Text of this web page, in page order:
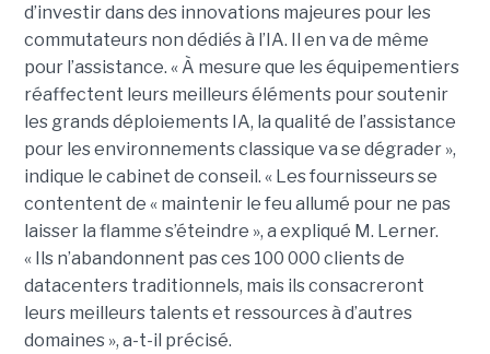
d’investir dans des innovations majeures pour les
commutateurs non dédiés à l’IA. Il en va de même
pour l’assistance. « À mesure que les équipementiers
réaffectent leurs meilleurs éléments pour soutenir
les grands déploiements IA, la qualité de l’assistance
pour les environnements classique va se dégrader »,
indique le cabinet de conseil. « Les fournisseurs se
contentent de « maintenir le feu allumé pour ne pas
laisser la flamme s’éteindre », a expliqué M. Lerner.
« Ils n’abandonnent pas ces 100 000 clients de
datacenters traditionnels, mais ils consacreront
leurs meilleurs talents et ressources à d’autres
domaines », a-t-il précisé.